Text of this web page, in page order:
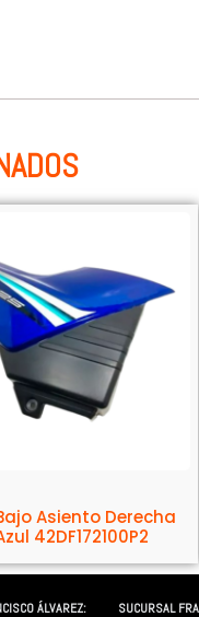
Asiento Derecha
42DF172100P2
ÁLVAREZ: SUCURSAL